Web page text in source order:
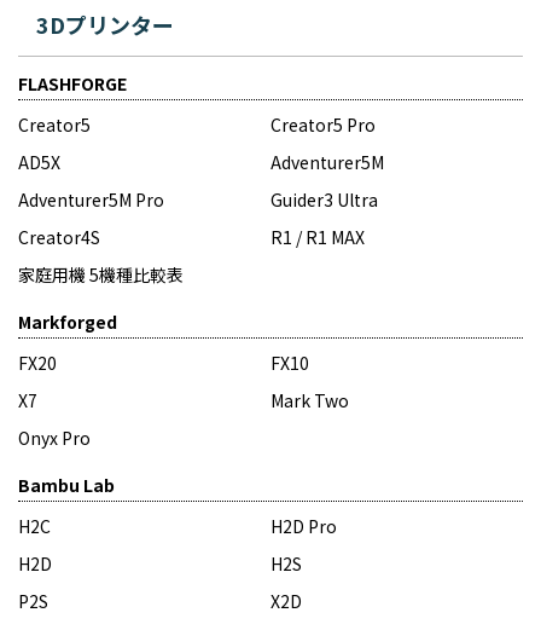
3Dプリンター
FLASHFORGE
Creator5
Creator5 Pro
AD5X
Adventurer5M
Adventurer5M Pro
Guider3 Ultra
Creator4S
R1 / R1 MAX
家庭用機 5機種比較表
Markforged
FX20
FX10
X7
Mark Two
Onyx Pro
Bambu Lab
H2C
H2D Pro
H2D
H2S
P2S
X2D